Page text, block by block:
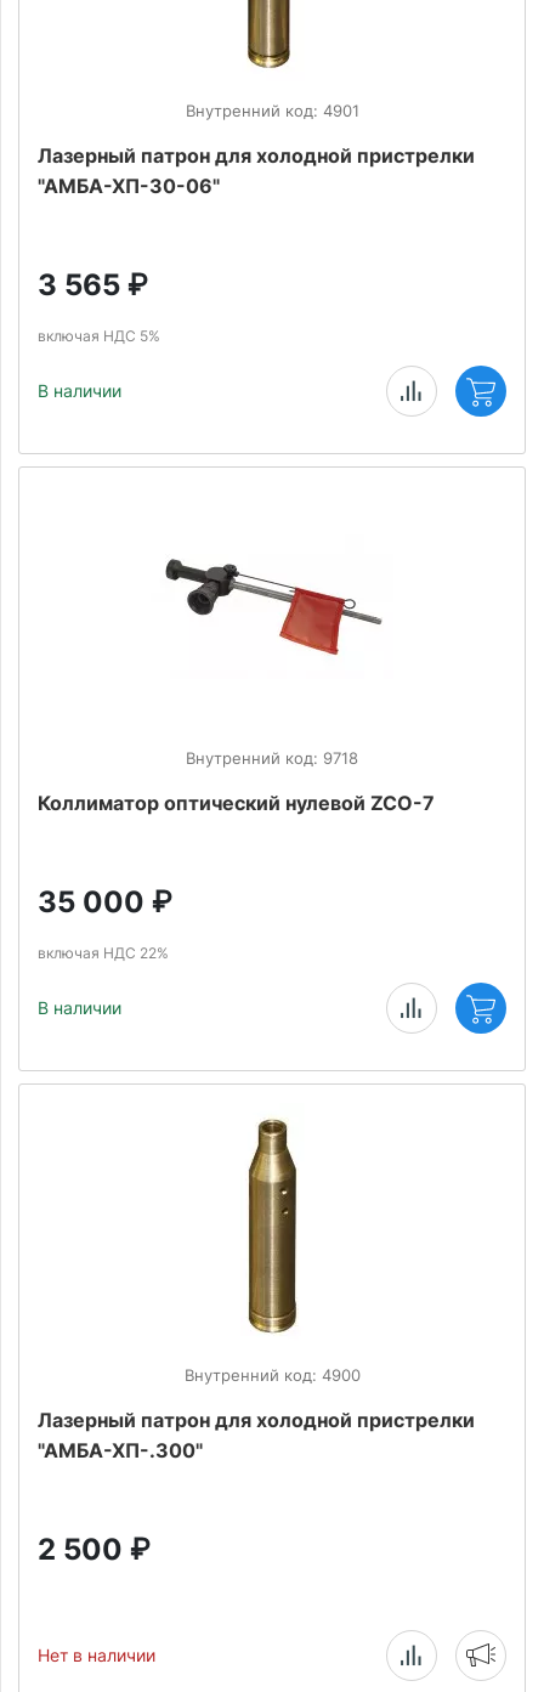
Внутренний код: 4901
Лазерный патрон для холодной пристрелки
"АМБА-ХП-30-06"
3 565 ₽
включая НДС 5%
В наличии
Внутренний код: 9718
Коллиматор оптический нулевой ZCO-7
35 000 ₽
включая НДС 22%
В наличии
Внутренний код: 4900
Лазерный патрон для холодной пристрелки
"АМБА-ХП-.300"
2 500 ₽
Нет в наличии